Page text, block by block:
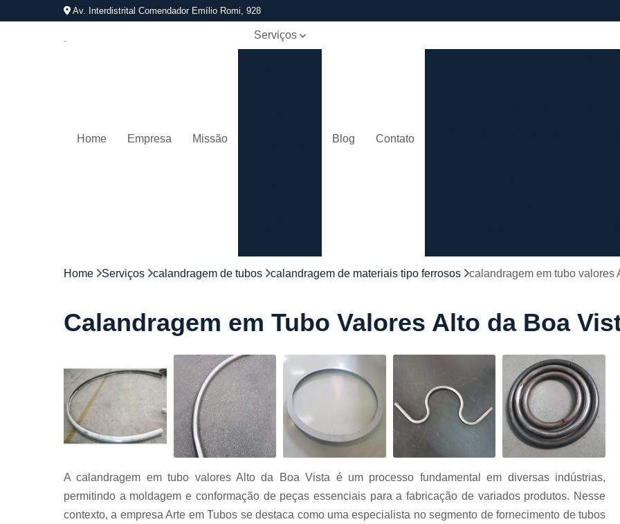
Av. Interdistrital Comendador Emílio Romi, 928
Home Empresa Missão
Serviços
Cortes a
Cortes de
chapa
Curvamento
de tubo
Dobra de
chapas
tubo
Empresas de
corte
Blog Contato
Calandragem Tubo em
Conformação com Tubo Tipo
Conformação em
Conformação para
Conformação Tubo de Metal
Corrimão Aço Tipo
Corrimão de
Corrimão de Aço Galvanizado
Corrimão em
Home Serviços calandragem de tubos calandragem de materiais tipo ferrosos calandragem em tubo valores
Calandragem em Tubo Valores Alto da Boa
A calandragem em tubo valores Alto da Boa Vista é um processo fundamental em diversas indústrias,
permitindo a moldagem e conformação de peças essenciais para a fabricação de variados produtos. Nesse
contexto, a empresa Arte em Tubos se destaca como uma especialista no segmento de fornecimento de tubos